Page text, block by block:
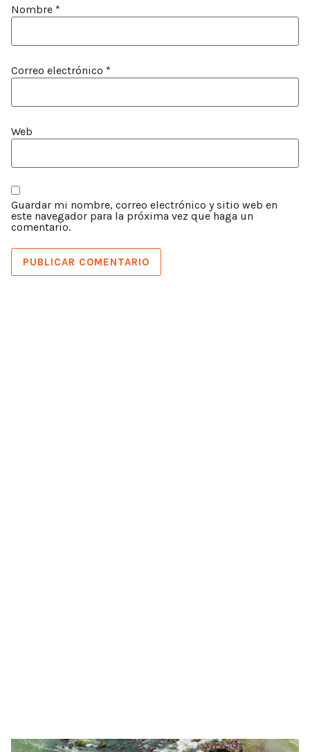
Nombre *
Correo electrónico *
Web
Guardar mi nombre, correo electrónico y sitio web en
este navegador para la próxima vez que haga un
comentario.